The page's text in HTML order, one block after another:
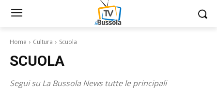
Home Cultura Scuola
SCUOLA
Segui su La Bussola News tutte le principali